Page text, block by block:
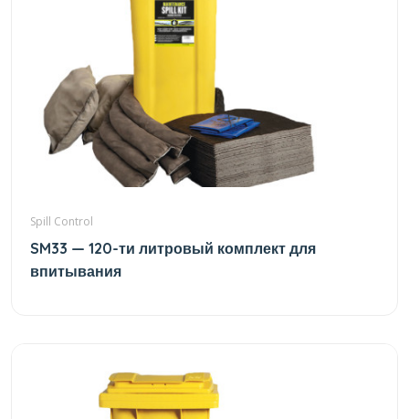
Spill Control
SM33 — 120-ти литровый комплект для
впитывания